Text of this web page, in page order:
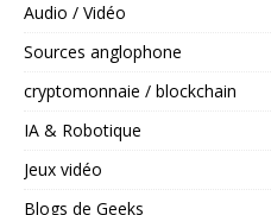
Audio / Vidéo
Sources anglophone
cryptomonnaie / blockchain
IA & Robotique
Jeux vidéo
Blogs de Geeks